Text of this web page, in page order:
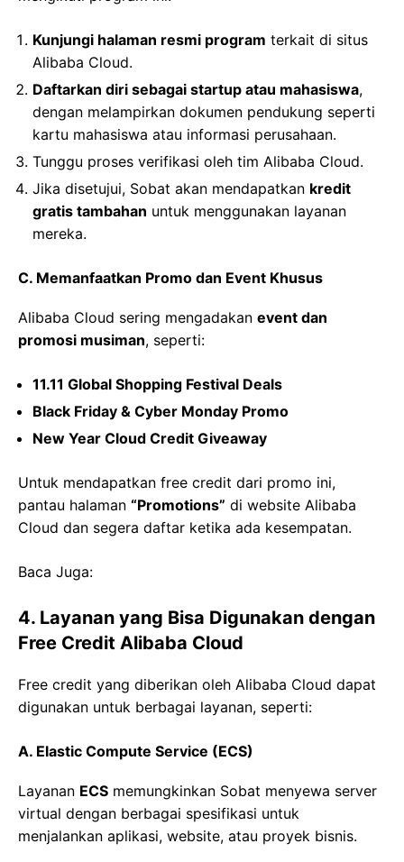
Kunjungi halaman resmi program terkait di situs
Alibaba Cloud.
Daftarkan diri sebagai startup atau mahasiswa,
dengan melampirkan dokumen pendukung seperti
kartu mahasiswa atau informasi perusahaan.
Tunggu proses verifikasi oleh tim Alibaba Cloud.
Jika disetujui, Sobat akan mendapatkan kredit
gratis tambahan untuk menggunakan layanan
mereka.
C. Memanfaatkan Promo dan Event Khusus
Alibaba Cloud sering mengadakan event dan
promosi musiman, seperti:
11.11 Global Shopping Festival Deals
Black Friday & Cyber Monday Promo
New Year Cloud Credit Giveaway
Untuk mendapatkan free credit dari promo ini,
pantau halaman “Promotions” di website Alibaba
Cloud dan segera daftar ketika ada kesempatan.
Baca Juga:
4. Layanan yang Bisa Digunakan dengan
Free Credit Alibaba Cloud
Free credit yang diberikan oleh Alibaba Cloud dapat
digunakan untuk berbagai layanan, seperti:
A. Elastic Compute Service (ECS)
Layanan ECS memungkinkan Sobat menyewa server
virtual dengan berbagai spesifikasi untuk
menjalankan aplikasi, website, atau proyek bisnis.